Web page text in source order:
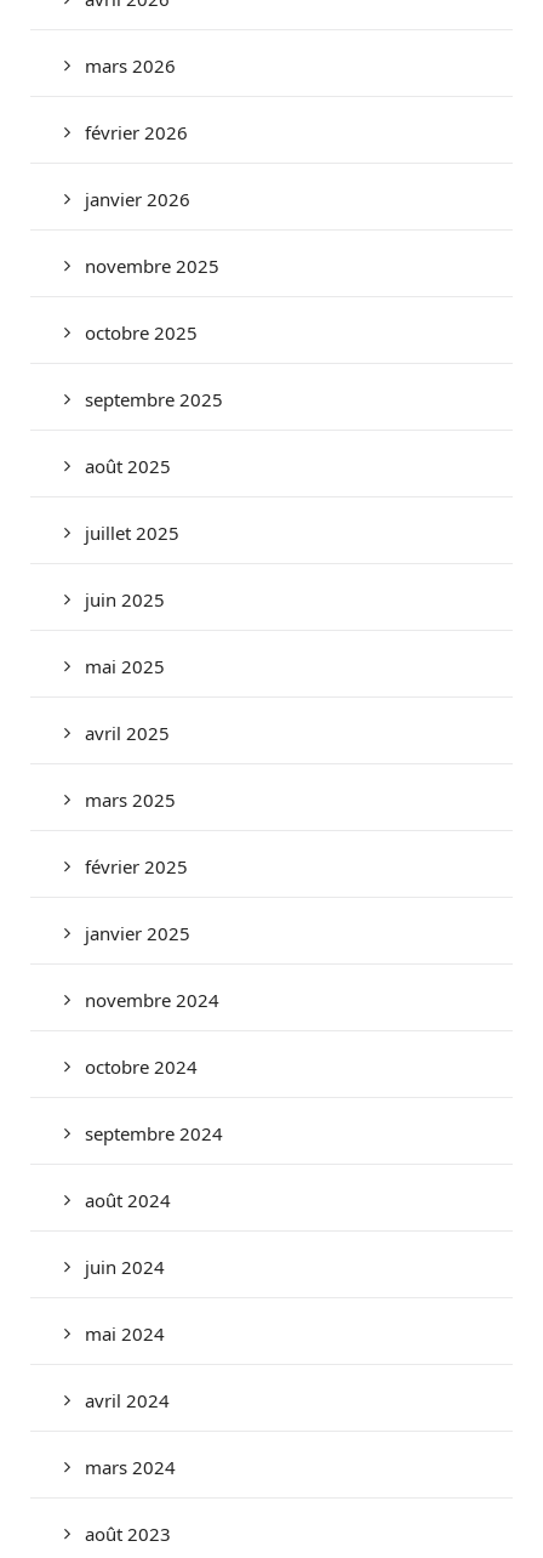
mars 2026
février 2026
janvier 2026
novembre 2025
octobre 2025
septembre 2025
août 2025
juillet 2025
juin 2025
mai 2025
avril 2025
mars 2025
février 2025
janvier 2025
novembre 2024
octobre 2024
septembre 2024
août 2024
juin 2024
mai 2024
avril 2024
mars 2024
août 2023